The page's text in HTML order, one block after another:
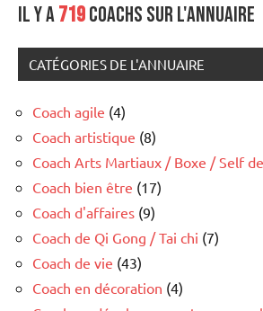
Il y a719coachs sur l'annuaire
CATÉGORIES DE L'ANNUAIRE
Coach agile (4)
Coach artistique (8)
Coach Arts Martiaux / Boxe / Self
Coach bien être (17)
Coach d'affaires (9)
Coach de Qi Gong / Tai chi (7)
Coach de vie (43)
Coach en décoration (4)